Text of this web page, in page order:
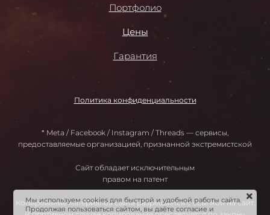
Портфолио
Цены
Гарантия
Политика конфиденциальности
* Meta / Facebook / Instagram / Threads — сервисы,
предоставляемые организацией, признанной экстремистской
Сайт обладает исключительным
правом на патент
Копирование материалов сайта разрешается с ссылкой на сайт.
Мы используем cookies для быстрой и удобной работы сайта.
Продолжая пользоваться сайтом, вы даёте согласие и